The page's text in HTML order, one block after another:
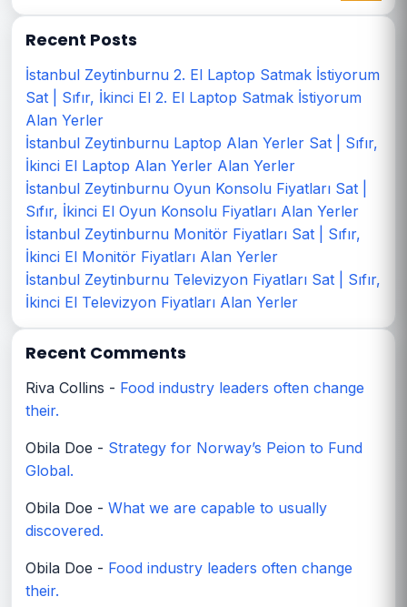
Recent Posts
İstanbul Zeytinburnu 2. El Laptop Satmak İstiyorum
Sat | Sıfır, İkinci El 2. El Laptop Satmak İstiyorum
Alan Yerler
İstanbul Zeytinburnu Laptop Alan Yerler Sat | Sıfır,
İkinci El Laptop Alan Yerler Alan Yerler
İstanbul Zeytinburnu Oyun Konsolu Fiyatları Sat |
Sıfır, İkinci El Oyun Konsolu Fiyatları Alan Yerler
İstanbul Zeytinburnu Monitör Fiyatları Sat | Sıfır,
İkinci El Monitör Fiyatları Alan Yerler
İstanbul Zeytinburnu Televizyon Fiyatları Sat | Sıfır,
İkinci El Televizyon Fiyatları Alan Yerler
Recent Comments
Riva Collins - Food industry leaders often change
their.
Obila Doe - Strategy for Norway’s Peion to Fund
Global.
Obila Doe - What we are capable to usually
discovered.
Obila Doe - Food industry leaders often change
their.